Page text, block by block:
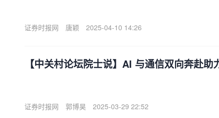
证券时报网 唐颖 2025-04-10 14:26
【中关村论坛院士说】AI 与通信双向奔赴助
证券时报网 郭博昊 2025-03-29 22:52